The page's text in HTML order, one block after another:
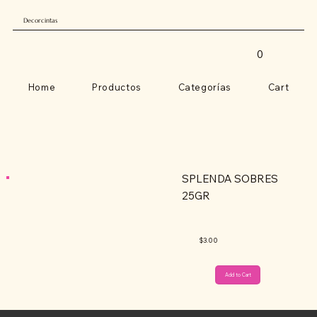
Decorcintas
Home Productos Categorías Cart
0
Add to Cart
SPLENDA SOBRES
25GR
$3.00